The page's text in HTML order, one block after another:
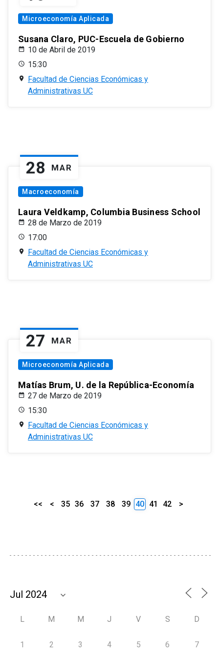
Microeconomía Aplicada
Susana Claro, PUC-Escuela de Gobierno
10 de Abril de 2019
15:30
Facultad de Ciencias Económicas y
Administrativas UC
28 MAR
Macroeconomía
Laura Veldkamp, Columbia Business School
28 de Marzo de 2019
17:00
Facultad de Ciencias Económicas y
Administrativas UC
27 MAR
Microeconomía Aplicada
Matías Brum, U. de la República-Economía
27 de Marzo de 2019
15:30
Facultad de Ciencias Económicas y
Administrativas UC
<< < 35 36 37 38 39 40 41 42 >
L M M J V S D
1 2 3 4 5 6 7